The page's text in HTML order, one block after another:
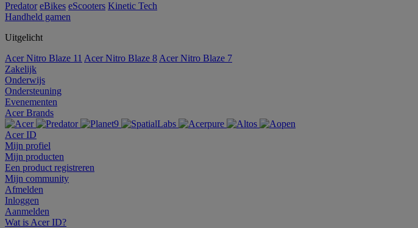
Predator eBikes eScooters Kinetic Tech
Handheld gamen
Uitgelicht
Acer Nitro Blaze 11 Acer Nitro Blaze 8 Acer Nitro Blaze 7
Zakelijk
Onderwijs
Ondersteuning
Evenementen
Acer Brands
Acer ID
Mijn profiel
Mijn producten
Een product registreren
Mijn community
Afmelden
Inloggen
Aanmelden
Wat is Acer ID?